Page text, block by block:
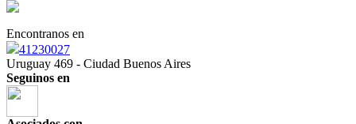
Encontranos en
41230027
Uruguay 469 - Ciudad Buenos Aires
Seguinos en